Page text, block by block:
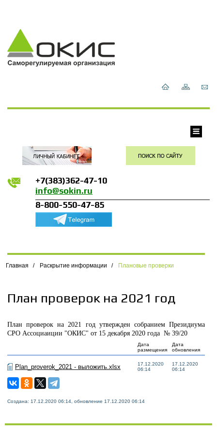
+7(383)362-47-10
info@sokin.ru
8-800-550-47-85
Главная / Раскрытие информации / Плановые проверки
План проверок на 2021 год
План проверок на 2021 год утвержден собранием Президиума
СРО Ассоциаиции "ОКИС" от 15 декабря 2020 года № 39/20
Дата
размещения
Дата
обновления
Plan_proverok_2021 - выложить.xlsx
17.12.2020
06:14
17.12.2020
06:14
Создана: 17.12.2020 06:14, обновление 17.12.2020 06:14